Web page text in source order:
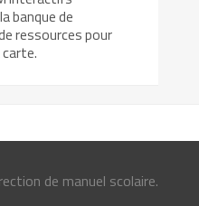
banque de
ressources pour
de manuel scolaire.